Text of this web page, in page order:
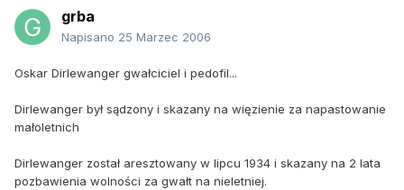
grba
Napisano 25 Marzec 2006
Oskar Dirlewanger gwałciciel i pedofil...
Dirlewanger był sądzony i skazany na więzienie za napastowanie
małoletnich
Dirlewanger został aresztowany w lipcu 1934 i skazany na 2 lata
pozbawienia wolności za gwałt na nieletniej.